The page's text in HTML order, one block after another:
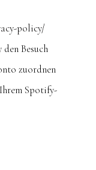
policy/
Besuch
zuordnen
Spotify-